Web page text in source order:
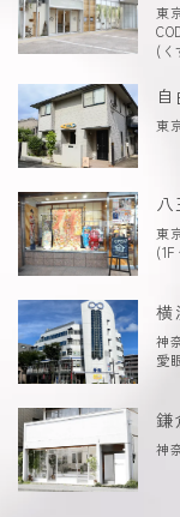
東
(く
東
東
神
愛
鎌
神